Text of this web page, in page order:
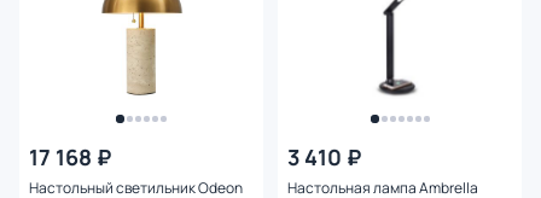
17 168 ₽
Настольный светильник Odeon
3 410 ₽
Настольная лампа Ambrella